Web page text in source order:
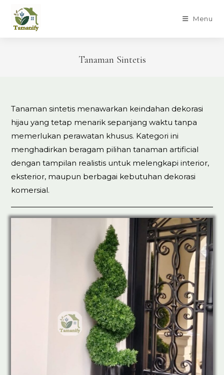
content
Menu
Tanaman Sintetis
Tanaman sintetis menawarkan keindahan dekorasi
hijau yang tetap menarik sepanjang waktu tanpa
memerlukan perawatan khusus. Kategori ini
menghadirkan beragam pilihan tanaman artificial
dengan tampilan realistis untuk melengkapi interior,
eksterior, maupun berbagai kebutuhan dekorasi
komersial.